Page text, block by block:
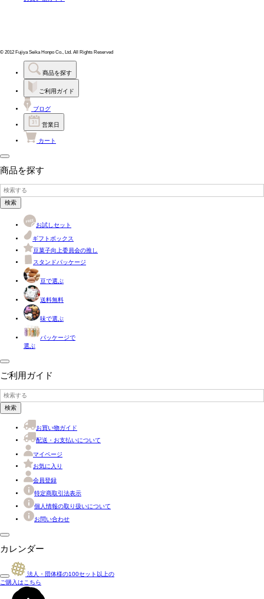
© 2012 Fujiya Seika Honpo Co., Ltd. All Rights Reserved
商品を探す
ご利用ガイド
ブログ
営業日
カート
商品を探す
検索
お試しセット
ギフトボックス
豆菓子向上委員会の推し
スタンドパッケージ
豆で選ぶ
送料無料
味で選ぶ
パッケージで
選ぶ
ご利用ガイド
検索
お買い物ガイド
配送・お支払いについて
マイページ
お気に入り
会員登録
特定商取引法表示
個人情報の取り扱いについて
お問い合わせ
カレンダー
法人・団体様の100セット以上の
ご購入はこちら